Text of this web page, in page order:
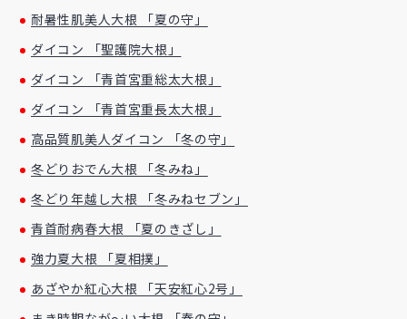
耐暑性肌美人大根 「夏の守」
ダイコン 「聖護院大根」
ダイコン 「青首宮重総太大根」
ダイコン 「青首宮重長太大根」
高品質肌美人ダイコン 「冬の守」
冬どりおでん大根 「冬みね」
冬どり年越し大根 「冬みねセブン」
青首耐病春大根 「夏のきざし」
強力夏大根 「夏相撲」
あざやか紅心大根 「天安紅心2号」